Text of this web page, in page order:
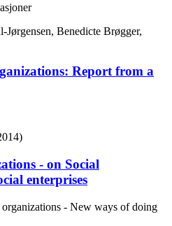
Jørgensen, Benedicte Brøgger,
Report from a
- on Social
enterprises
- New ways of doing